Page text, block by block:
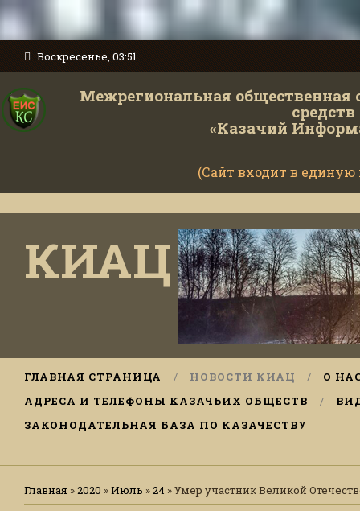
Воскресенье, 03:51
Межрегиональная общественная
«Казачий
(Сайт входит в
КИАЦ
ГЛАВНАЯ СТРАНИЦА НОВОСТИ КИАЦ
О
АДРЕСА И ТЕЛЕФОНЫ КАЗАЧЬИХ ОБЩЕСТВ
ЗАКОНОДАТЕЛЬНАЯ БАЗА ПО КАЗАЧЕСТВУ
Главная »2020 »Июль »24 » Умер участник Великой